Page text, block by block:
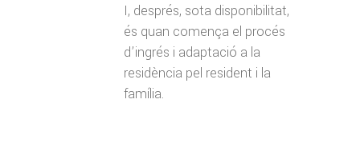
I, després, sota disponibilitat,
és quan comença el procés
d’ingrés i adaptació a la
residència pel resident i la
família.